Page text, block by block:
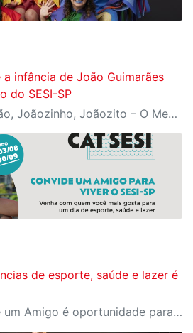
infância de João Guimarães
do SESI-SP
Inspirado no livro ‘João, Joãozinho, Joãozito – O Menino Encantado’, de Claudio Fragata, com direção e dramaturgia de Márcio Araújo, espetáculo acompanha os primeiros anos de vida do escritor mineiro e transforma sua infância em uma celebração da imaginação, da leitura e da cultura popular brasileira
de esporte, saúde e lazer é
A campanha Convide um Amigo é oportunidade para reunir amigos para aproveitar juntos toda estrutura da unidade SESI-SP mais próxima. Os benefícios para clientes e convidados estão no regulamento